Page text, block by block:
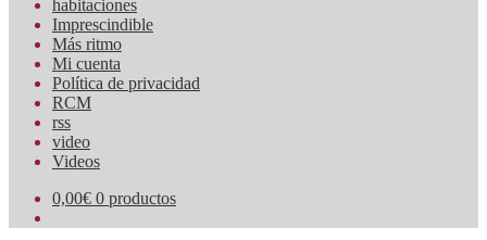
habitaciones
Imprescindible
Más ritmo
Mi cuenta
Política de privacidad
RCM
rss
video
Videos
0,00€ 0 productos